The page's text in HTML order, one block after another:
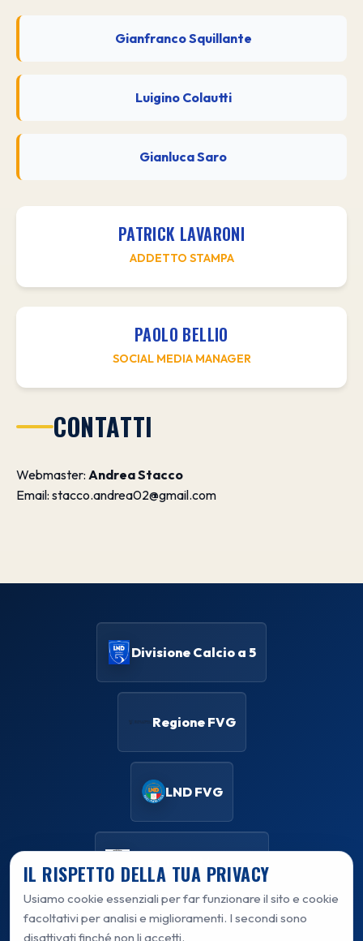
Gianfranco Squillante
Luigino Colautti
Gianluca Saro
PATRICK LAVARONI
ADDETTO STAMPA
PAOLO BELLIO
SOCIAL MEDIA MANAGER
CONTATTI
Webmaster: Andrea Stacco
Email: stacco.andrea02@gmail.com
Divisione Calcio a 5
Regione FVG
LND FVG
IL RISPETTO DELLA TUA PRIVACY
Usiamo cookie essenziali per far funzionare il sito e cookie
facoltativi per analisi e miglioramenti. I secondi sono
disattivati finché non li accetti.